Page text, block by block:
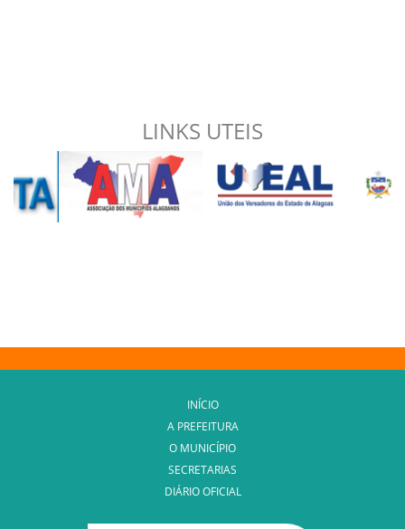
LINKS UTEIS
INÍCIO
A PREFEITURA
O MUNICÍPIO
SECRETARIAS
DIÁRIO OFICIAL